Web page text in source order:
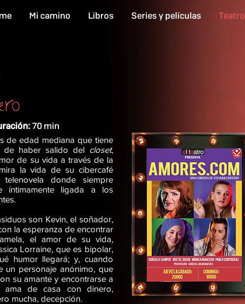
Mi camino Libros Series y películas Teatro
70 min
de edad mediana que tiene
de haber salido del closet,
de su vida a través de la
la vida de su cibercafé
donde siempre
íntimamente ligada a los
son Kevin, el soñador,
la esperanza de encontrar
el amor de su vida,
Lorraine, que es bipolar,
humor llegará; y, cuando
un personaje anónimo, que
su amante y encontrarse a
ama de casa con dinero,
mucha, decepción.